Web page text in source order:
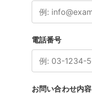
電話番号
お問い合わせ内容